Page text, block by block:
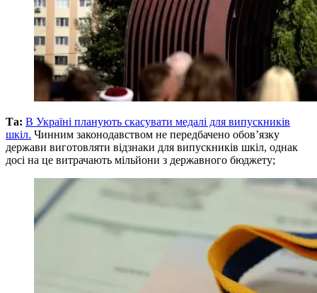
Та: В Україні планують скасувати медалі для випускників
шкіл. Чинним законодавством не передбачено обов’язку
держави виготовляти відзнаки для випускників шкіл, однак
досі на це витрачають мільйони з державного бюджету;